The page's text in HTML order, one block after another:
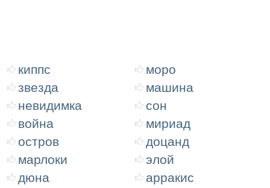
киппс
моро
звезда
машина
невидимка
сон
война
мириад
остров
доцанд
марлоки
элой
дюна
арракис